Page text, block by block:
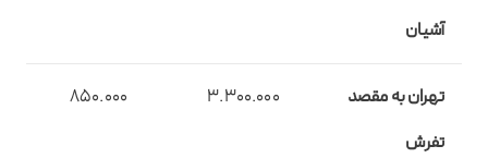
آشیان
تهران به مقصد
تفرش
3.300.000
850.000